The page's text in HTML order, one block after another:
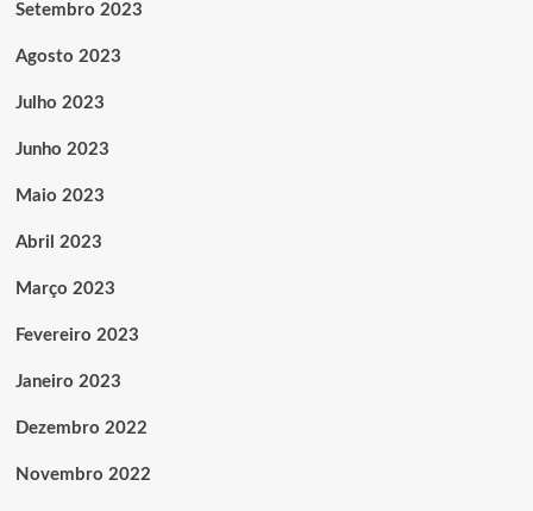
Setembro 2023
Agosto 2023
Julho 2023
Junho 2023
Maio 2023
Abril 2023
Março 2023
Fevereiro 2023
Janeiro 2023
Dezembro 2022
Novembro 2022